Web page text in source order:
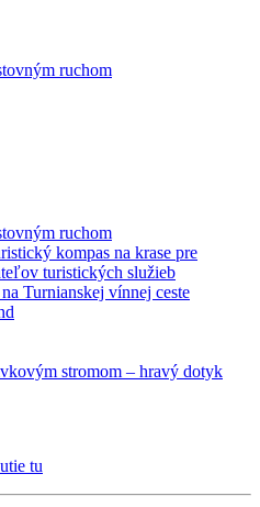
ruchom
ruchom
kompas na krase pre
turistických služieb
Turnianskej vínnej ceste
stromom – hravý dotyk
tu